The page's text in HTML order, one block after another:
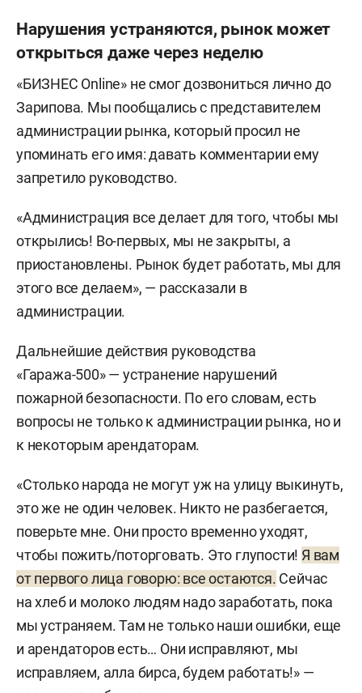
Нарушения устраняются, рынок может
открыться даже через неделю
«БИЗНЕС Online» не смог дозвониться лично до
Зарипова. Мы пообщались с представителем
администрации рынка, который просил не
упоминать его имя: давать комментарии ему
запретило руководство.
«Администрация все делает для того, чтобы мы
открылись! Во-первых, мы не закрыты, а
приостановлены. Рынок будет работать, мы для
этого все делаем», — рассказали в
администрации.
Дальнейшие действия руководства
«Гаража-500» — устранение нарушений
пожарной безопасности. По его словам, есть
вопросы не только к администрации рынка, но и
к некоторым арендаторам.
«Столько народа не могут уж на улицу выкинуть,
это же не один человек. Никто не разбегается,
поверьте мне. Они просто временно уходят,
чтобы пожить/поторговать. Это глупости! Я вам
от первого лица говорю: все остаются. Сейчас
на хлеб и молоко людям надо заработать, пока
мы устраняем. Там не только наши ошибки, еще
и арендаторов есть… Они исправляют, мы
исправляем, алла бирса, будем работать!» —